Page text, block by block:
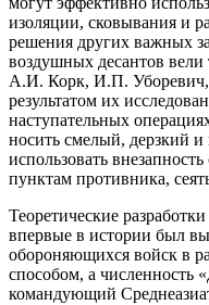
изоляции, сковывания и
решения других важных
воздушных десантов
А.И. Корк, И.П. Уборевич,
результатом их
наступательных
носить смелый, дерзкий
использовать
пунктам противника,
Теоретические
впервые в истории был
обороняющихся войск в
способом, а численность
командующий